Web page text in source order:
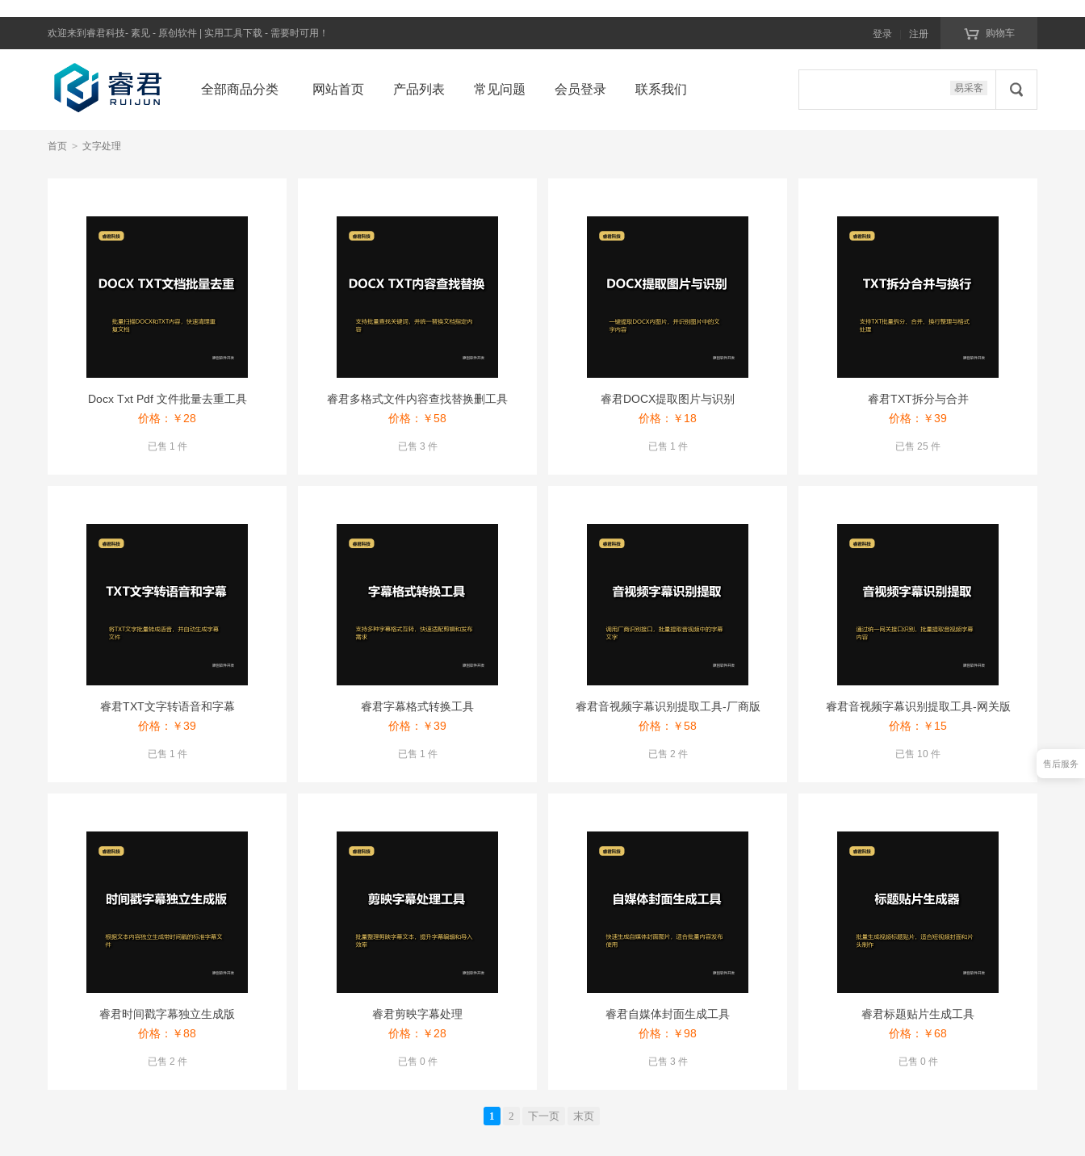
欢迎来到睿君科技- 素见 - 原创软件 | 实用工具下载 - 需要时可用！  购物车
登录 注册
全部商品分类 网站首页 产品列表 常见问题 会员登录 联系我们 
易采客
首页 > 文字处理
Docx Txt Pdf 文件批量去重工具
价格：￥ 28
已售 1 件
睿君多格式文件内容查找替换删工具
价格：￥58
已售 3 件
睿君DOCX提取图片与识别
价格：￥ 18
已售 1 件
睿君TXT拆分与合并
价格：￥39
已售 25 件
睿君TXT文字转语音和字幕
价格：￥39
已售 1 件
睿君字幕格式转换工具
价格：￥39
已售 1 件
睿君音视频字幕识别提取工具-厂商版
价格：￥58
已售 2 件
睿君音视频字幕识别提取工具-网关版
价格：￥ 15
已售 10 件
睿君时间戳字幕独立生成版
价格：￥88
已售 2 件
睿君剪映字幕处理
价格：￥ 28
已售 0 件
睿君自媒体封面生成工具
价格：￥98
已售 3 件
睿君标题贴片生成工具
价格：￥68
已售 0 件
1 2 下一页 末页
售后服务